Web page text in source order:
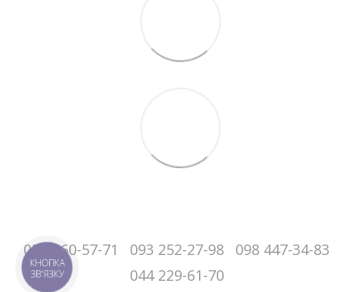
050-060-57-71 093 252-27-98
098 447-34-83
044 229-61-70
КНОПКА
ЗВ'ЯЗКУ